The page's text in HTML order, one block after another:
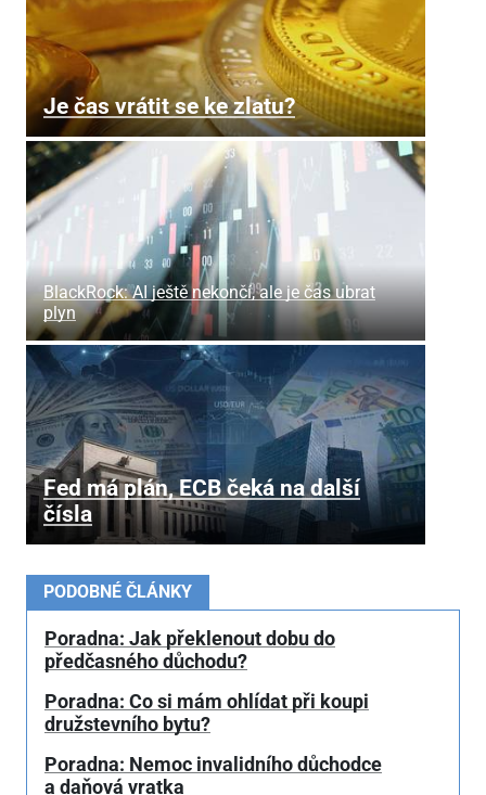
Je čas vrátit se ke zlatu?
BlackRock: AI ještě nekončí, ale je čas ubrat
plyn
Fed má plán, ECB čeká na další
čísla
PODOBNÉ ČLÁNKY
Poradna: Jak překlenout dobu do
předčasného důchodu?
Poradna: Co si mám ohlídat při koupi
družstevního bytu?
Poradna: Nemoc invalidního důchodce
a daňová vratka